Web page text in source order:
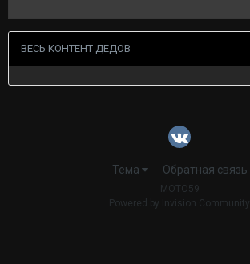
ВЕСЬ КОНТЕНТ ДЕДОВ
Тема Обратная связь
MOTO59
Powered by Invision Community